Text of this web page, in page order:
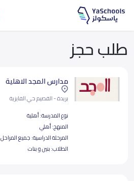
طلب حجز
مدارس المجد الاهلية
بريدة - القصيم حي الفايزية
نوع المدرسة:أهلية
المنهج:أهلي
المرحلة الدراسية: جميع المراحل
الطلاب: بنين و بنات